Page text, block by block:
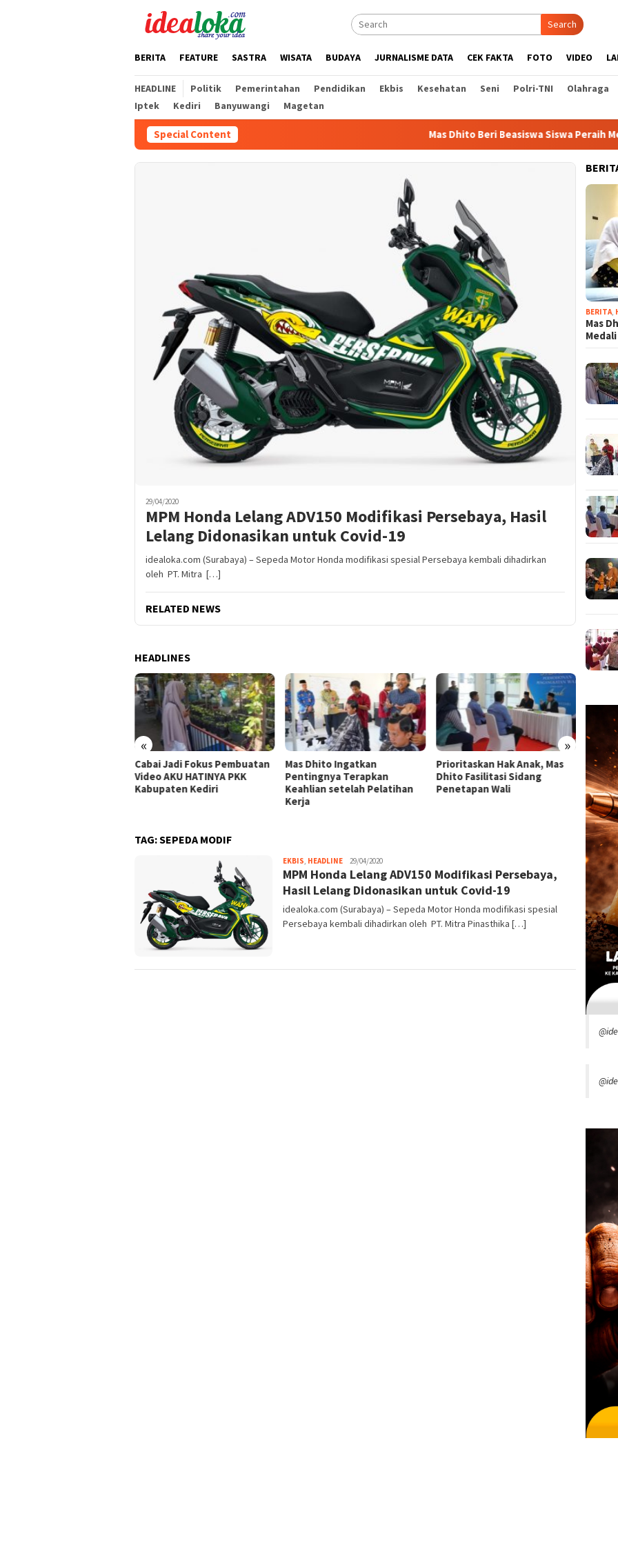
Search
BERITA FEATURE SASTRA WISATA BUDAYA JURNALISME DATA CEK FAKTA FOTO VIDEO
HEADLINE Politik Pemerintahan Pendidikan Ekbis Kesehatan Seni Polri-TNI
Olahraga
Iptek
Kediri Banyuwangi Magetan
Special Content Mas Dhito Beri Beasiswa Siswa Peraih Medali Emas
29/04/2020
MPM Honda Lelang ADV150 Modifikasi Persebaya, Hasil
Lelang Didonasikan untuk Covid-19
idealoka.com (Surabaya) – Sepeda Motor Honda modifikasi spesial Persebaya kembali dihadirkan
oleh PT. Mitra […]
RELATED NEWS
HEADLINES
« »
Cabai Jadi Fokus Pembuatan
Video AKU HATINYA PKK
Kabupaten Kediri
Mas Dhito Ingatkan
Pentingnya Terapkan
Keahlian setelah Pelatihan
Kerja
Prioritaskan Hak Anak, Mas
Dhito Fasilitasi Sidang
Penetapan Wali
Yatra
Dhito:
lewat
TAG:SEPEDA MODIF
EKBIS, HEADLINEadmin
29/04/2020
MPM Honda Lelang ADV150 Modifikasi Persebaya,
Hasil Lelang Didonasikan untuk Covid-19
idealoka.com (Surabaya) – Sepeda Motor Honda modifikasi spesial
Persebaya kembali dihadirkan oleh PT. Mitra Pinasthika […]
BERITA
Mas
Medali